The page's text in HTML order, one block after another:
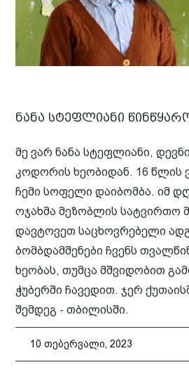
ნანა სტეფლიანი
მე ვარ ნანა სტეფლიანი,
კოდორის ხეობიდან. 16 წლის
ჩემი სოფელი დაიბომბა. იმ
ოჯახმა მეზობლის სატვირთო
დავტოვეთ საცხოვრებელი
ბომბდამშენები ჩვენს
ხეობას, თუმცა მშვიდობით
ჭუბერში ჩავედით. ჯერ
შემდეგ - თბილისში.
10 თებერვალი, 2023